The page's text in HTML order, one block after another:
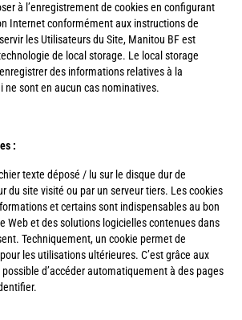
à l’enregistrement de cookies en configurant
Internet conformément aux instructions de
les Utilisateurs du Site, Manitou BF est
de local storage. Le local storage
des informations relatives à la
ne sont en aucun cas nominatives.
:
texte déposé / lu sur le disque dur de
du site visité ou par un serveur tiers. Les cookies
et certains sont indispensables au bon
Web et des solutions logicielles contenues dans
Techniquement, un cookie permet de
les utilisations ultérieures. C’est grâce aux
possible d’accéder automatiquement à des pages